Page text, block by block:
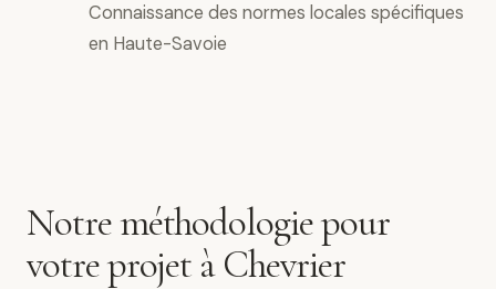
Connaissance des normes locales spécifiques
en Haute-Savoie
Notre méthodologie pour
votre projet à Chevrier